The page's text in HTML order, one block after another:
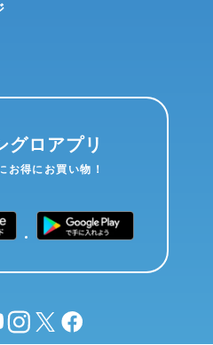
グロアプリ
お得にお買い物！
instagram
X facebook